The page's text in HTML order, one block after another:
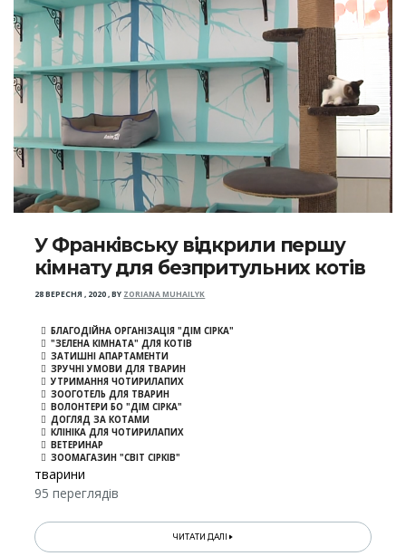
У Франківську відкрили першу
кімнату для безпритульних котів
28 ВЕРЕСНЯ , 2020,BY ZORIANA MUHAILYK
БЛАГОДІЙНА ОРГАНІЗАЦІЯ "ДІМ СІРКА"
"ЗЕЛЕНА КІМНАТА" ДЛЯ КОТІВ
ЗАТИШНІ АПАРТАМЕНТИ
ЗРУЧНІ УМОВИ ДЛЯ ТВАРИН
УТРИМАННЯ ЧОТИРИЛАПИХ
ЗООГОТЕЛЬ ДЛЯ ТВАРИН
ВОЛОНТЕРИ БО "ДІМ СІРКА"
ДОГЛЯД ЗА КОТАМИ
КЛІНІКА ДЛЯ ЧОТИРИЛАПИХ
ВЕТЕРИНАР
ЗООМАГАЗИН "СВІТ СІРКІВ"
тварини
95 переглядів
ЧИТАТИ ДАЛІ